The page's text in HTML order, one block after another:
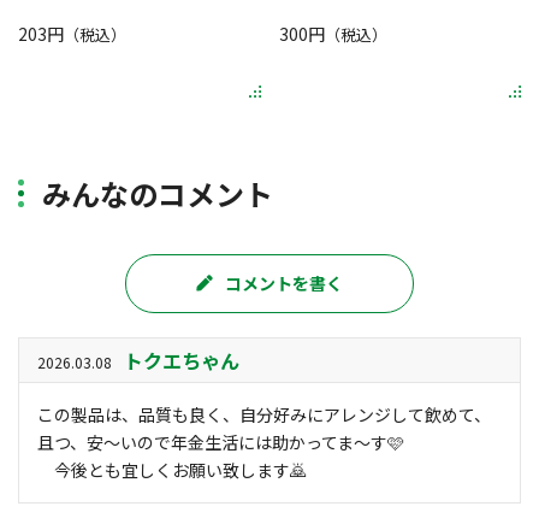
203円 （税込） 300円（税込）
みんなのコメント
コメントを書く
2026.03.08 トクエちゃん
この製品は、品質も良く、自分好みにアレンジして飲めて、
且つ、安〜いので年金生活には助かってま〜す🩷
今後とも宜しくお願い致します🙇